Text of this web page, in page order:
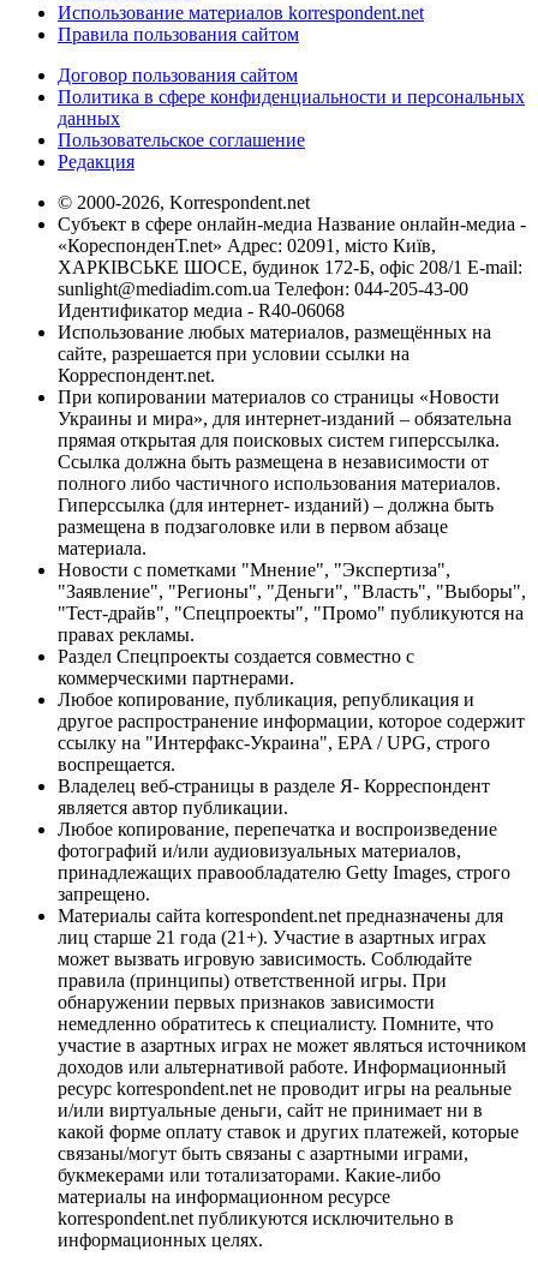
Использование материалов korrespondent.net
Правила пользования сайтом
Договор пользования сайтом
Политика в сфере конфиденциальности и персональных
данных
Пользовательское соглашение
Редакция
© 2000-2026, Korrespondent.net
Субъект в сфере онлайн-медиа Название онлайн-медиа -
«КореспонденТ.net» Адрес: 02091, місто Київ,
ХАРКІВСЬКЕ ШОСЕ, будинок 172-Б, офіс 208/1 E-mail:
sunlight@mediadim.com.ua Телефон: 044-205-43-00
Идентификатор медиа - R40-06068
Использование любых материалов, размещённых на
сайте, разрешается при условии ссылки на
Корреспондент.net.
При копировании материалов со страницы «Новости
Украины и мира», для интернет-изданий – обязательна
прямая открытая для поисковых систем гиперссылка.
Ссылка должна быть размещена в независимости от
полного либо частичного использования материалов.
Гиперссылка (для интернет- изданий) – должна быть
размещена в подзаголовке или в первом абзаце
материала.
Новости с пометками "Мнение", "Экспертиза",
"Заявление", "Регионы", "Деньги", "Власть", "Выборы",
"Тест-драйв", "Спецпроекты", "Промо" публикуются на
правах рекламы.
Раздел Спецпроекты создается совместно с
коммерческими партнерами.
Любое копирование, публикация, републикация и
другое распространение информации, которое содержит
ссылку на "Интерфакс-Украина", EPA / UPG, строго
воспрещается.
Владелец веб-страницы в разделе Я- Корреспондент
является автор публикации.
Любое копирование, перепечатка и воспроизведение
фотографий и/или аудиовизуальных материалов,
принадлежащих правообладателю Getty Images, строго
запрещено.
Материалы сайта korrespondent.net предназначены для
лиц старше 21 года (21+). Участие в азартных играх
может вызвать игровую зависимость. Соблюдайте
правила (принципы) ответственной игры. При
обнаружении первых признаков зависимости
немедленно обратитесь к специалисту. Помните, что
участие в азартных играх не может являться источником
доходов или альтернативой работе. Информационный
ресурс korrespondent.net не проводит игры на реальные
и/или виртуальные деньги, сайт не принимает ни в
какой форме оплату ставок и других платежей, которые
связаны/могут быть связаны с азартными играми,
букмекерами или тотализаторами. Какие-либо
материалы на информационном ресурсе
korrespondent.net публикуются исключительно в
информационных целях.